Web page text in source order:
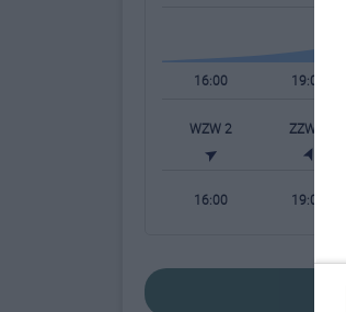
16:00 19:00
WZW 2 ZZW 2
16:00 19:00